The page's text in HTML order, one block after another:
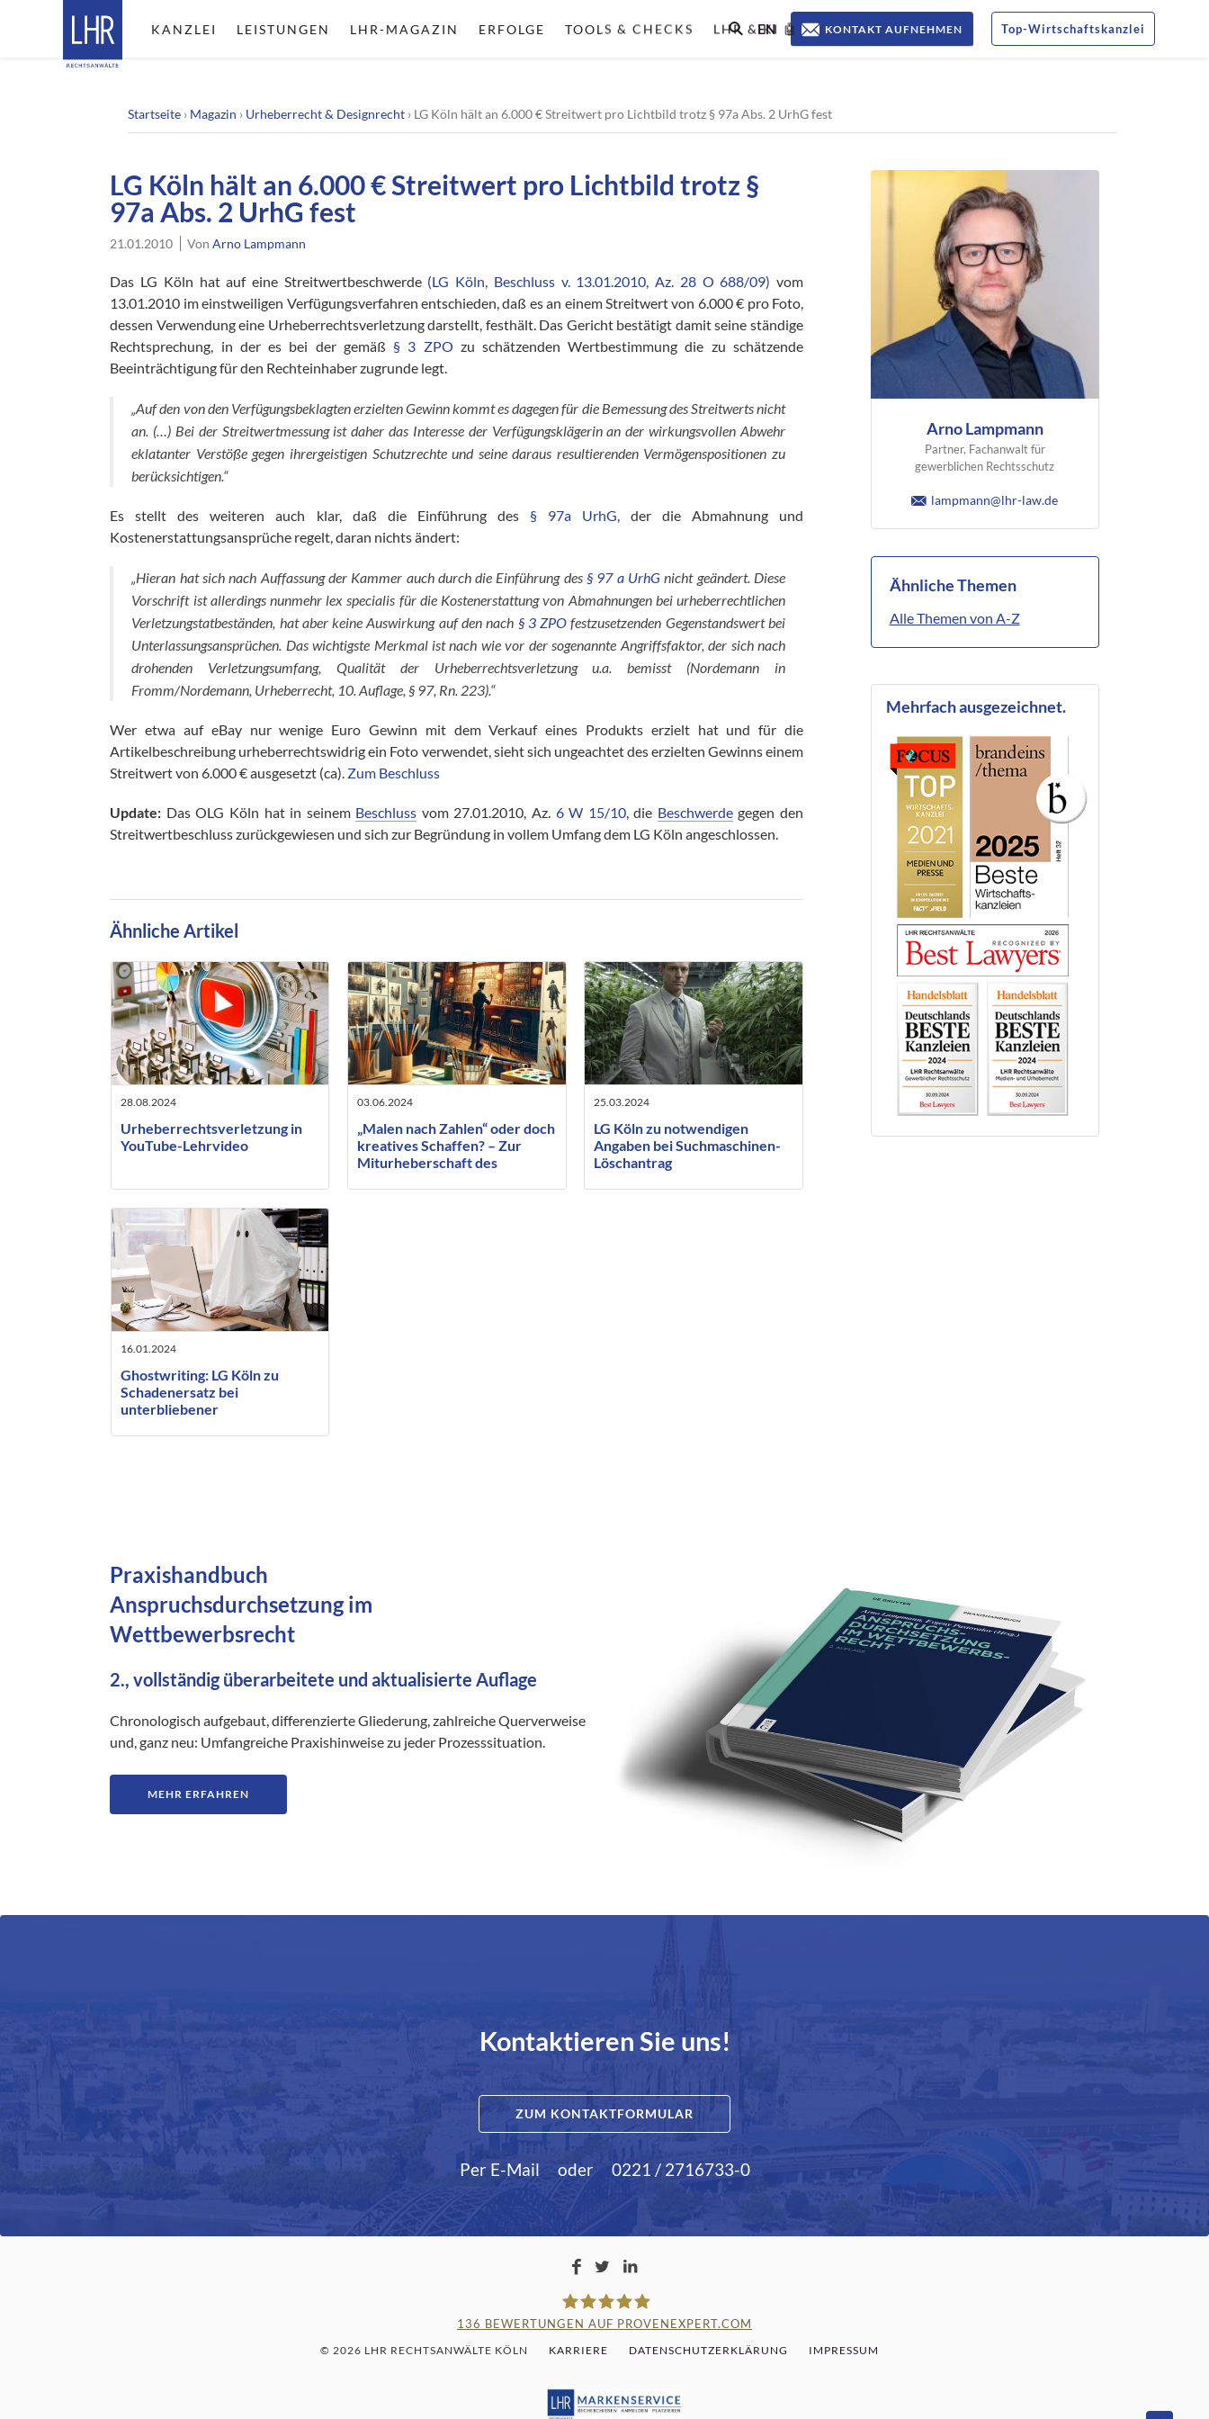
Top-Wirtschaftskanzlei
KONTAKT AUFNEHMEN
KANZLEI LEISTUNGEN LHR-MAGAZIN ERFOLGE TOOLS & CHECKS LHR & KI 🤖
EN
Startseite › Magazin › Urheberrecht & Designrecht › LG Köln hält an 6.000 € Streitwert pro Lichtbild trotz § 97a Abs. 2 UrhG fest
LG Köln hält an 6.000 € Streitwert pro Lichtbild trotz §
97a Abs. 2 UrhG fest
21.01.2010 VonArno Lampmann
Das LG Köln hat auf eine Streitwertbeschwerde (LG Köln, Beschluss v. 13.01.2010, Az. 28 O 688/09) vom
13.01.2010 im einstweiligen Verfügungsverfahren entschieden, daß es an einem Streitwert von 6.000 € pro Foto,
dessen Verwendung eine Urheberrechtsverletzung darstellt, festhält. Das Gericht bestätigt damit seine ständige
Rechtsprechung, in der es bei der gemäß § 3 ZPO zu schätzenden Wertbestimmung die zu schätzende
Beeinträchtigung für den Rechteinhaber zugrunde legt.
„Auf den von den Verfügungsbeklagten erzielten Gewinn kommt es dagegen für die Bemessung des Streitwerts nicht
an. (…) Bei der Streitwertmessung ist daher das Interesse der Verfügungsklägerin an der wirkungsvollen Abwehr
eklatanter Verstöße gegen ihrergeistigen Schutzrechte und seine daraus resultierenden Vermögenspositionen zu
berücksichtigen.“
Es stellt des weiteren auch klar, daß die Einführung des § 97a UrhG, der die Abmahnung und
Kostenerstattungsansprüche regelt, daran nichts ändert:
„Hieran hat sich nach Auffassung der Kammer auch durch die Einführung des § 97 a UrhG nicht geändert. Diese
Vorschrift ist allerdings nunmehr lex specialis für die Kostenerstattung von Abmahnungen bei urheberrechtlichen
Verletzungstatbeständen, hat aber keine Auswirkung auf den nach § 3 ZPO festzusetzenden Gegenstandswert bei
Unterlassungsansprüchen. Das wichtigste Merkmal ist nach wie vor der sogenannte Angriffsfaktor, der sich nach
drohenden Verletzungsumfang, Qualität der Urheberrechtsverletzung u.a. bemisst (Nordemann in
Fromm/Nordemann, Urheberrecht, 10. Auflage, § 97, Rn. 223).“
Wer etwa auf eBay nur wenige Euro Gewinn mit dem Verkauf eines Produkts erzielt hat und für die
Artikelbeschreibung urheberrechtswidrig ein Foto verwendet, sieht sich ungeachtet des erzielten Gewinns einem
Streitwert von 6.000 € ausgesetzt (ca). Zum Beschluss
Update: Das OLG Köln hat in seinem Beschluss vom 27.01.2010, Az. 6 W 15/10, die Beschwerdegegen den
Streitwertbeschluss zurückgewiesen und sich zur Begründung in vollem Umfang dem LG Köln angeschlossen.
Ähnliche Artikel
28.08.2024
Urheberrechtsverletzung in
YouTube-Lehrvideo
03.06.2024
„Malen nach Zahlen“ oder doch
kreatives Schaffen? – Zur
Miturheberschaft des
25.03.2024
LG Köln zu notwendigen
Angaben bei Suchmaschinen-
Löschantrag
16.01.2024
Ghostwriting: LG Köln zu
Schadenersatz bei
unterbliebener
Arno Lampmann
Partner, Fachanwalt für
gewerblichen Rechtsschutz
lampmann@lhr-law.de
Ähnliche Themen
Alle Themen von A-Z
Mehrfach ausgezeichnet.
Praxishandbuch
Anspruchsdurchsetzung im
Wettbewerbsrecht
2., vollständig überarbeitete und aktualisierte Auflage
Chronologisch aufgebaut, differenzierte Gliederung, zahlreiche Querverweise
und, ganz neu: Umfangreiche Praxishinweise zu jeder Prozesssituation.
MEHR ERFAHREN
Kontaktieren Sie uns!
ZUM KONTAKTFORMULAR
Per E-Mail oder 0221 / 2716733-0
LAMPMANN, HABERKAMM & ROSENBAUM
136 BEWERTUNGEN AUF PROVENEXPERT.COM
© 2026 LHR RECHTSANWÄLTE KÖLN KARRIERE DATENSCHUTZERKLÄRUNG IMPRESSUM